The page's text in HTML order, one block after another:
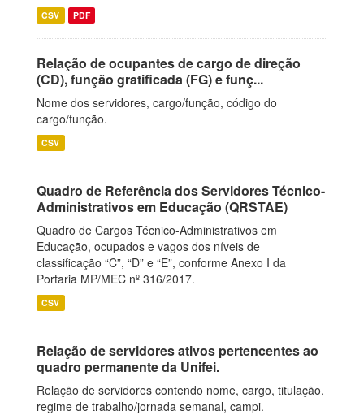
CSV PDF
Relação de ocupantes de cargo de direção
(CD), função gratificada (FG) e funç...
Nome dos servidores, cargo/função, código do
cargo/função.
CSV
Quadro de Referência dos Servidores Técnico-
Administrativos em Educação (QRSTAE)
Quadro de Cargos Técnico-Administrativos em
Educação, ocupados e vagos dos níveis de
classificação “C”, “D” e “E”, conforme Anexo I da
Portaria MP/MEC nº 316/2017.
CSV
Relação de servidores ativos pertencentes ao
quadro permanente da Unifei.
Relação de servidores contendo nome, cargo, titulação,
regime de trabalho/jornada semanal, campi.